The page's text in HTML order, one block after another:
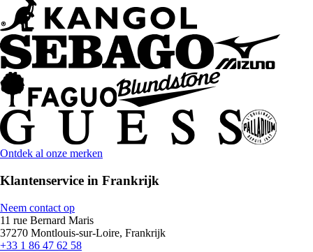
Ontdek al onze merken
Klantenservice in Frankrijk
Neem contact op
11 rue Bernard Maris
37270 Montlouis-sur-Loire, Frankrijk
+33 1 86 47 62 58